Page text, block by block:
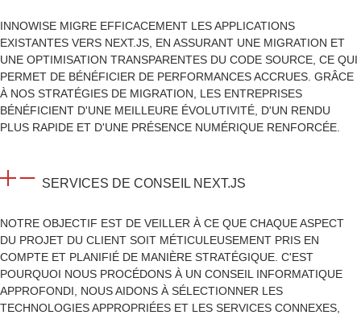
INNOWISE MIGRE EFFICACEMENT LES APPLICATIONS
EXISTANTES VERS NEXT.JS, EN ASSURANT UNE MIGRATION ET
UNE OPTIMISATION TRANSPARENTES DU CODE SOURCE, CE QUI
PERMET DE BÉNÉFICIER DE PERFORMANCES ACCRUES. GRÂCE
À NOS STRATÉGIES DE MIGRATION, LES ENTREPRISES
BÉNÉFICIENT D'UNE MEILLEURE ÉVOLUTIVITÉ, D'UN RENDU
PLUS RAPIDE ET D'UNE PRÉSENCE NUMÉRIQUE RENFORCÉE.
SERVICES DE CONSEIL NEXT.JS
NOTRE OBJECTIF EST DE VEILLER À CE QUE CHAQUE ASPECT
DU PROJET DU CLIENT SOIT MÉTICULEUSEMENT PRIS EN
COMPTE ET PLANIFIÉ DE MANIÈRE STRATÉGIQUE. C'EST
POURQUOI NOUS PROCÉDONS À UN CONSEIL INFORMATIQUE
APPROFONDI, NOUS AIDONS À SÉLECTIONNER LES
TECHNOLOGIES APPROPRIÉES ET LES SERVICES CONNEXES,